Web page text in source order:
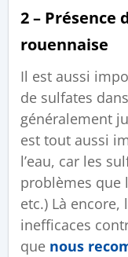
2 – Présence
rouennaise
Il est aussi
de sulfates
généralement
est tout aussi
l’eau, car les
problèmes que
etc.) Là
inefficaces
que nous